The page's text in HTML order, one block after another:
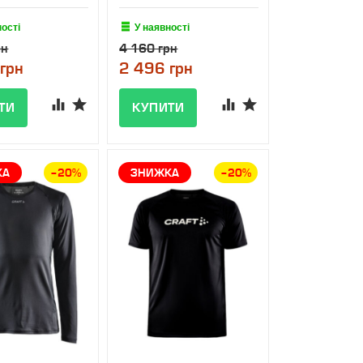
У наявності
4 160 грн
2 496 грн
–20% ЗНИЖКА –20%